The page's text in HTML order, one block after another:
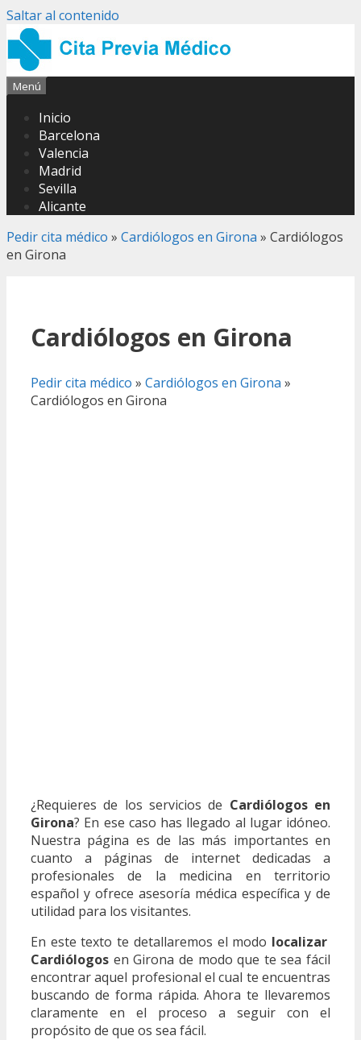
Saltar al contenido
Menú
Inicio
Barcelona
Valencia
Madrid
Sevilla
Alicante
Pedir cita médico » Cardiólogos en Girona » Cardiólogos
en Girona
Cardiólogos en Girona
Pedir cita médico » Cardiólogos en Girona »
Cardiólogos en Girona
¿Requieres de los servicios de Cardiólogos en
Girona? En ese caso has llegado al lugar idóneo.
Nuestra página es de las más importantes en
cuanto a páginas de internet dedicadas a
profesionales de la medicina en territorio
español y ofrece asesoría médica específica y de
utilidad para los visitantes.
En este texto te detallaremos el modo localizar
Cardiólogos en Girona de modo que te sea fácil
encontrar aquel profesional el cual te encuentras
buscando de forma rápida. Ahora te llevaremos
claramente en el proceso a seguir con el
propósito de que os sea fácil.